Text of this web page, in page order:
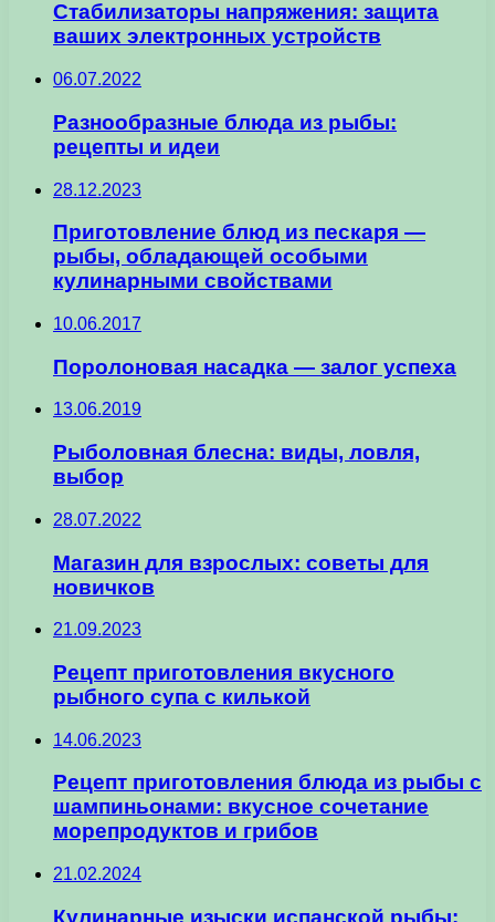
Стабилизаторы напряжения: защита
ваших электронных устройств
06.07.2022
Разнообразные блюда из рыбы:
рецепты и идеи
28.12.2023
Приготовление блюд из пескаря —
рыбы, обладающей особыми
кулинарными свойствами
10.06.2017
Поролоновая насадка — залог успеха
13.06.2019
Рыболовная блесна: виды, ловля,
выбор
28.07.2022
Магазин для взрослых: советы для
новичков
21.09.2023
Рецепт приготовления вкусного
рыбного супа с килькой
14.06.2023
Рецепт приготовления блюда из рыбы с
шампиньонами: вкусное сочетание
морепродуктов и грибов
21.02.2024
Кулинарные изыски испанской рыбы: